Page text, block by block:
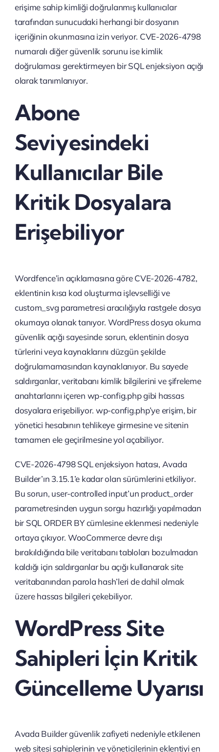
erişime sahip kimliği doğrulanmış kullanıcılar
tarafından sunucudaki herhangi bir dosyanın
içeriğinin okunmasına izin veriyor. CVE-2026-4798
numaralı diğer güvenlik sorunu ise kimlik
doğrulaması gerektirmeyen bir SQL enjeksiyon açığı
olarak tanımlanıyor.
Abone
Seviyesindeki
Kullanıcılar Bile
Kritik Dosyalara
Erişebiliyor
Wordfence’in açıklamasına göre CVE-2026-4782,
eklentinin kısa kod oluşturma işlevselliği ve
custom_svg parametresi aracılığıyla rastgele dosya
okumaya olanak tanıyor. WordPress dosya okuma
güvenlik açığı sayesinde sorun, eklentinin dosya
türlerini veya kaynaklarını düzgün şekilde
doğrulamamasından kaynaklanıyor. Bu sayede
saldırganlar, veritabanı kimlik bilgilerini ve şifreleme
anahtarlarını içeren wp-config.php gibi hassas
dosyalara erişebiliyor. wp-config.php’ye erişim, bir
yönetici hesabının tehlikeye girmesine ve sitenin
tamamen ele geçirilmesine yol açabiliyor.
CVE-2026-4798 SQL enjeksiyon hatası, Avada
Builder’ın 3.15.1’e kadar olan sürümlerini etkiliyor.
Bu sorun, user-controlled input’un product_order
parametresinden uygun sorgu hazırlığı yapılmadan
bir SQL ORDER BY cümlesine eklenmesi nedeniyle
ortaya çıkıyor. WooCommerce devre dışı
bırakıldığında bile veritabanı tabloları bozulmadan
kaldığı için saldırganlar bu açığı kullanarak site
veritabanından parola hash’leri de dahil olmak
üzere hassas bilgileri çekebiliyor.
WordPress Site
Sahipleri İçin Kritik
Güncelleme Uyarısı
Avada Builder güvenlik zafiyeti nedeniyle etkilenen
web sitesi sahiplerinin ve yöneticilerinin eklentiyi en